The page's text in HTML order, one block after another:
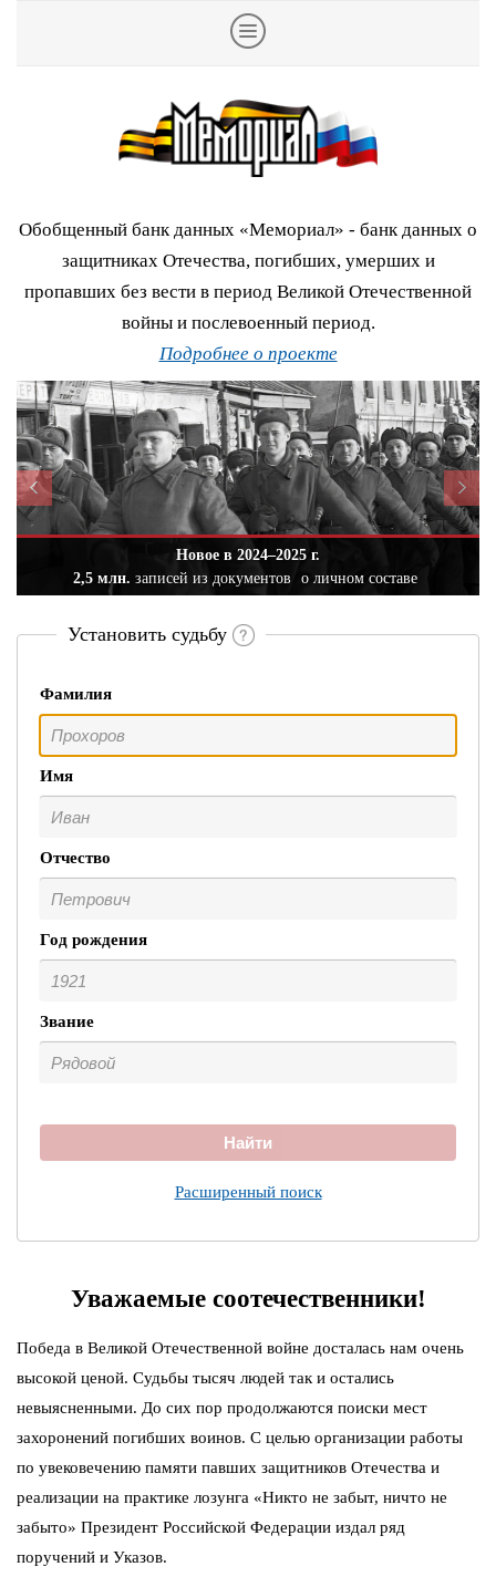
Обобщенный банк данных «Мемориал» - банк данных о
защитниках Отечества, погибших, умерших и
пропавших без вести в период Великой Отечественной
войны и послевоенный период.
Подробнее о проекте
Новое в 2024–2025 г.
2,5 млн. записей из документов о личном составе
Установить судьбу
Фамилия
Имя
Отчество
Год рождения
Звание
Найти
Расширенный поиск
Уважаемые соотечественники!
Победа в Великой Отечественной войне досталась нам очень
высокой ценой. Судьбы тысяч людей так и остались
невыясненными. До сих пор продолжаются поиски мест
захоронений погибших воинов. С целью организации работы
по увековечению памяти павших защитников Отечества и
реализации на практике лозунга «Никто не забыт, ничто не
забыто» Президент Российской Федерации издал ряд
поручений и Указов.